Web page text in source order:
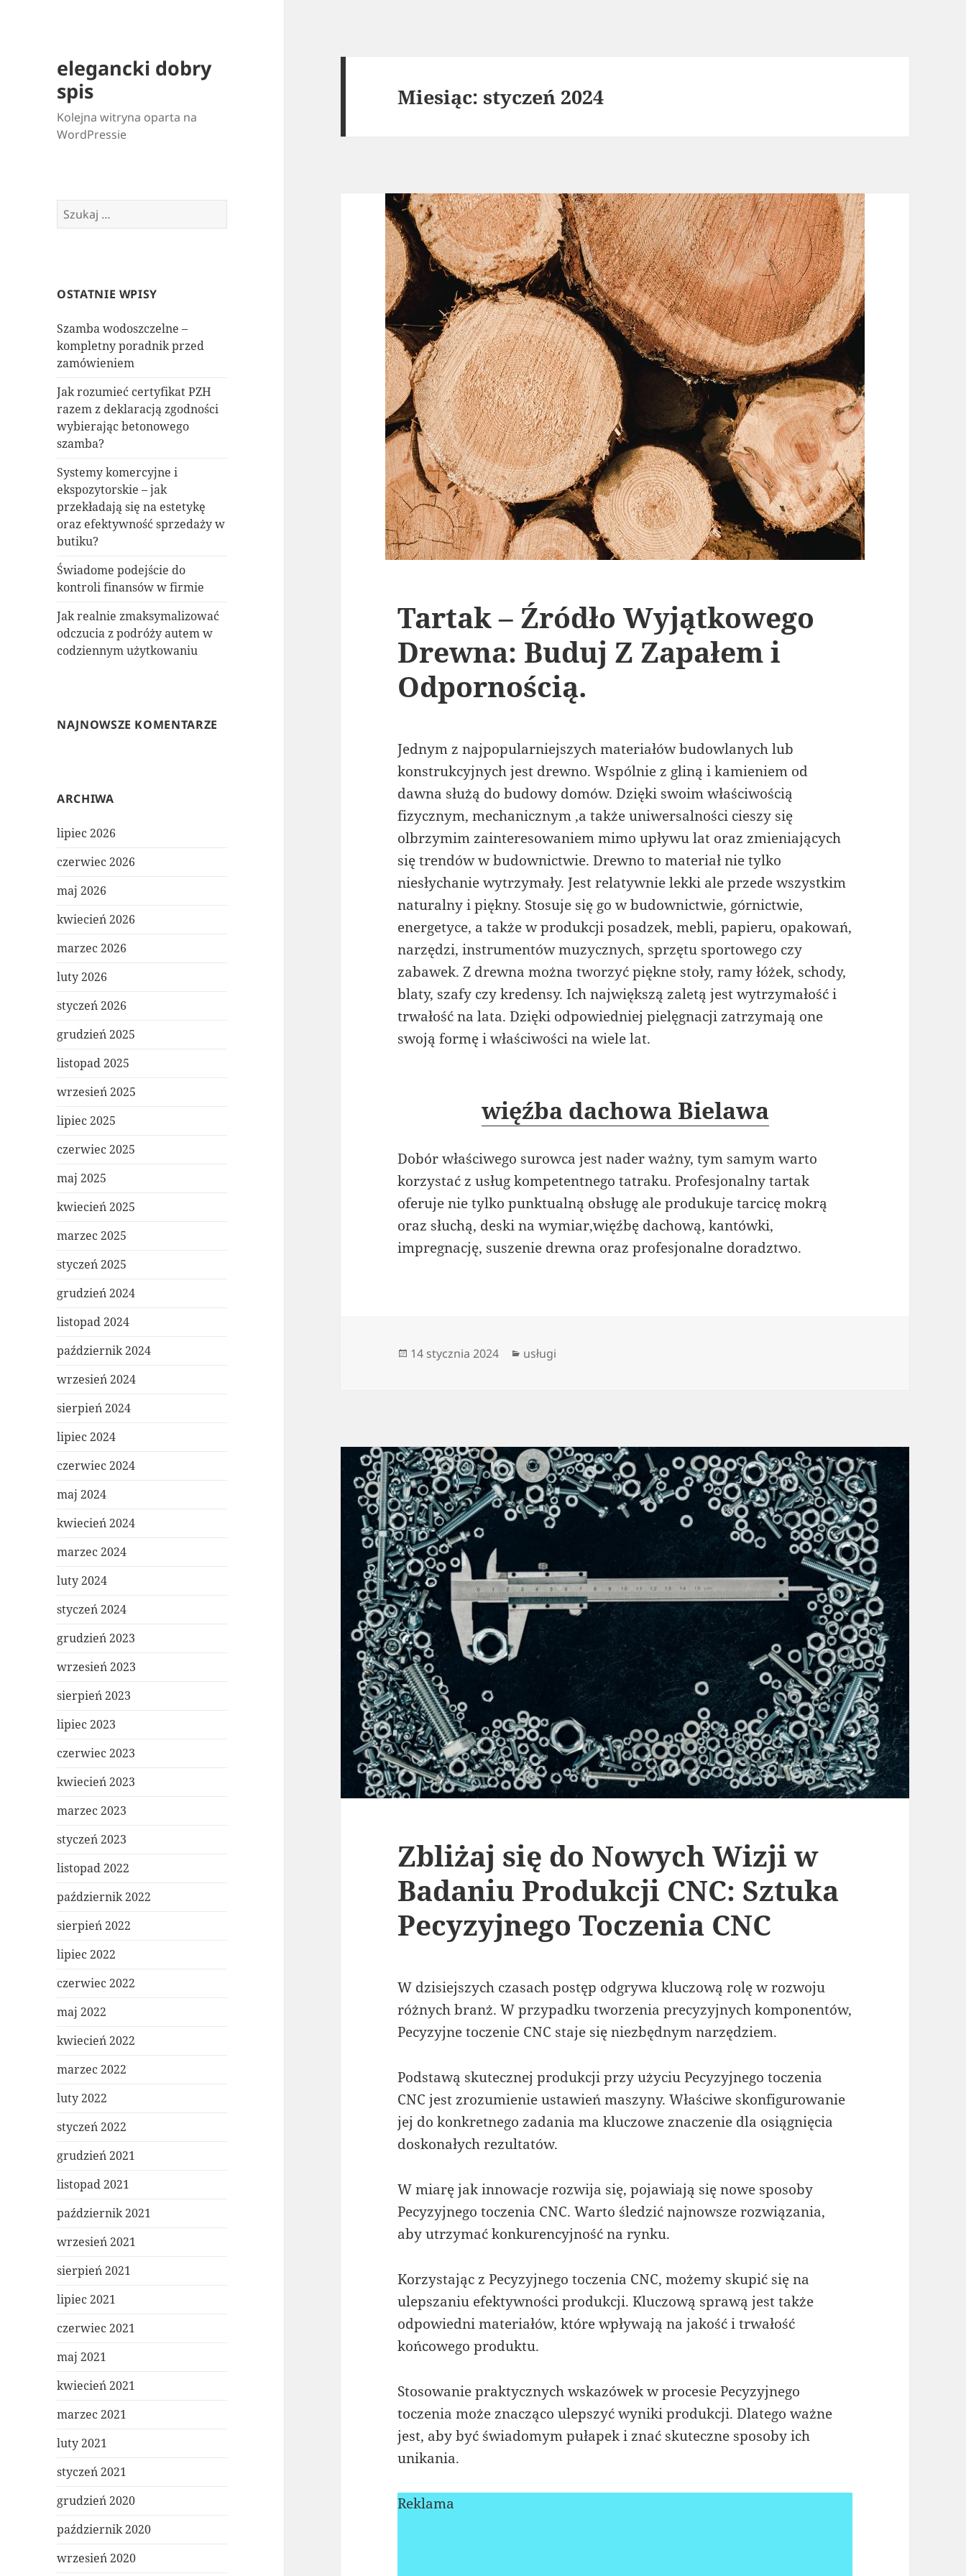
elegancki dobry
spis
Kolejna witryna oparta na
WordPressie
Szukaj:
OSTATNIE WPISY
Szamba wodoszczelne –
kompletny poradnik przed
zamówieniem
Jak rozumieć certyfikat PZH
razem z deklaracją zgodności
wybierając betonowego
szamba?
Systemy komercyjne i
ekspozytorskie – jak
przekładają się na estetykę
oraz efektywność sprzedaży w
butiku?
Świadome podejście do
kontroli finansów w firmie
Jak realnie zmaksymalizować
odczucia z podróży autem w
codziennym użytkowaniu
NAJNOWSZE KOMENTARZE
ARCHIWA
lipiec 2026
czerwiec 2026
maj 2026
kwiecień 2026
marzec 2026
luty 2026
styczeń 2026
grudzień 2025
listopad 2025
wrzesień 2025
lipiec 2025
czerwiec 2025
maj 2025
kwiecień 2025
marzec 2025
styczeń 2025
grudzień 2024
listopad 2024
październik 2024
wrzesień 2024
sierpień 2024
lipiec 2024
czerwiec 2024
maj 2024
kwiecień 2024
marzec 2024
luty 2024
styczeń 2024
grudzień 2023
wrzesień 2023
sierpień 2023
lipiec 2023
czerwiec 2023
kwiecień 2023
marzec 2023
styczeń 2023
listopad 2022
październik 2022
sierpień 2022
lipiec 2022
czerwiec 2022
maj 2022
kwiecień 2022
marzec 2022
luty 2022
styczeń 2022
grudzień 2021
listopad 2021
październik 2021
wrzesień 2021
sierpień 2021
lipiec 2021
czerwiec 2021
maj 2021
kwiecień 2021
marzec 2021
luty 2021
styczeń 2021
grudzień 2020
październik 2020
wrzesień 2020
Miesiąc:styczeń 2024
Tartak – Źródło Wyjątkowego
Drewna: Buduj Z Zapałem i
Odpornością.
Jednym z najpopularniejszych materiałów budowlanych lub
konstrukcyjnych jest drewno. Wspólnie z gliną i kamieniem od
dawna służą do budowy domów. Dzięki swoim właściwością
fizycznym, mechanicznym ,a także uniwersalności cieszy się
olbrzymim zainteresowaniem mimo upływu lat oraz zmieniających
się trendów w budownictwie. Drewno to materiał nie tylko
niesłychanie wytrzymały. Jest relatywnie lekki ale przede wszystkim
naturalny i piękny. Stosuje się go w budownictwie, górnictwie,
energetyce, a także w produkcji posadzek, mebli, papieru, opakowań,
narzędzi, instrumentów muzycznych, sprzętu sportowego czy
zabawek. Z drewna można tworzyć piękne stoły, ramy łóżek, schody,
blaty, szafy czy kredensy. Ich największą zaletą jest wytrzymałość i
trwałość na lata. Dzięki odpowiedniej pielęgnacji zatrzymają one
swoją formę i właściwości na wiele lat.
więźba dachowa Bielawa
Dobór właściwego surowca jest nader ważny, tym samym warto
korzystać z usług kompetentnego tatraku. Profesjonalny tartak
oferuje nie tylko punktualną obsługę ale produkuje tarcicę mokrą
oraz słuchą, deski na wymiar,więźbę dachową, kantówki,
impregnację, suszenie drewna oraz profesjonalne doradztwo.
Data
14 stycznia 2024 Kategorie
usługi
Zbliżaj się do Nowych Wizji w
Badaniu Produkcji CNC: Sztuka
Pecyzyjnego Toczenia CNC
W dzisiejszych czasach postęp odgrywa kluczową rolę w rozwoju
różnych branż. W przypadku tworzenia precyzyjnych komponentów,
Pecyzyjne toczenie CNC staje się niezbędnym narzędziem.
Podstawą skutecznej produkcji przy użyciu Pecyzyjnego toczenia
CNC jest zrozumienie ustawień maszyny. Właściwe skonfigurowanie
jej do konkretnego zadania ma kluczowe znaczenie dla osiągnięcia
doskonałych rezultatów.
W miarę jak innowacje rozwija się, pojawiają się nowe sposoby
Pecyzyjnego toczenia CNC. Warto śledzić najnowsze rozwiązania,
aby utrzymać konkurencyjność na rynku.
Korzystając z Pecyzyjnego toczenia CNC, możemy skupić się na
ulepszaniu efektywności produkcji. Kluczową sprawą jest także
odpowiedni materiałów, które wpływają na jakość i trwałość
końcowego produktu.
Stosowanie praktycznych wskazówek w procesie Pecyzyjnego
toczenia może znacząco ulepszyć wyniki produkcji. Dlatego ważne
jest, aby być świadomym pułapek i znać skuteczne sposoby ich
unikania.
Reklama